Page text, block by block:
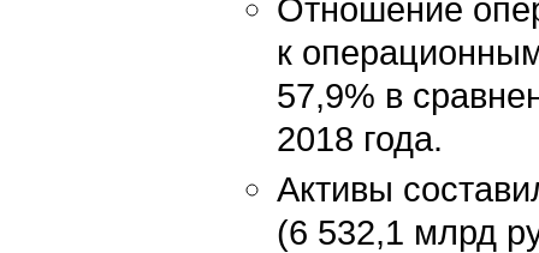
Отношение
к
57,9% в
2018 года.
Активы
(6 532,1 млрд